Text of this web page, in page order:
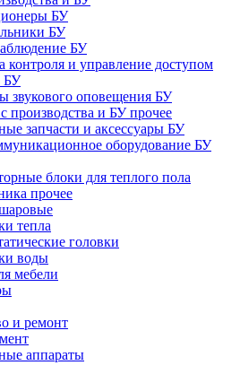
БУ
БУ
БУ
контроля и управление доступом
БУ
звукового оповещения БУ
производства и БУ прочее
запчасти и аксессуары БУ
оборудование БУ
блоки для теплого пола
прочее
тепла
головки
воды
мебели
и ремонт
аппараты